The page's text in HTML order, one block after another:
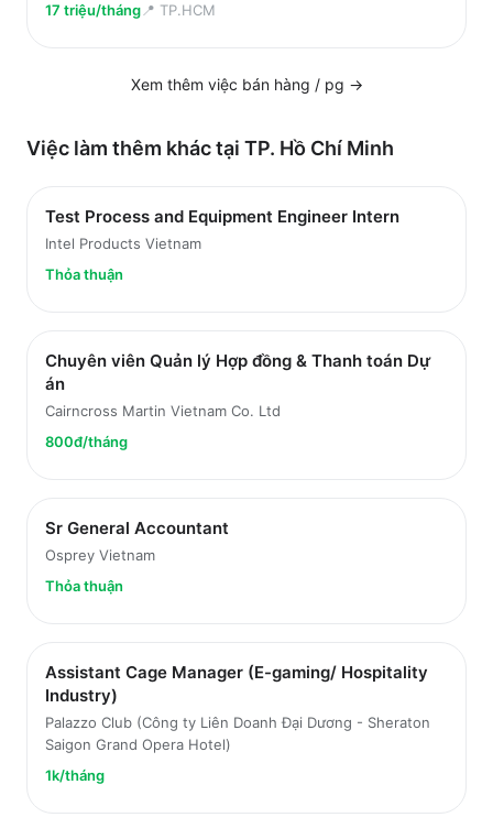
17 triệu/tháng📍 TP.HCM
Xem thêm việc bán hàng / pg →
Việc làm thêm khác tại TP. Hồ Chí Minh
Test Process and Equipment Engineer Intern
Intel Products Vietnam
Thỏa thuận
Chuyên viên Quản lý Hợp đồng & Thanh toán Dự
án
Cairncross Martin Vietnam Co. Ltd
800đ/tháng
Sr General Accountant
Osprey Vietnam
Thỏa thuận
Assistant Cage Manager (E-gaming/ Hospitality
Industry)
Palazzo Club (Công ty Liên Doanh Đại Dương - Sheraton
Saigon Grand Opera Hotel)
1k/tháng